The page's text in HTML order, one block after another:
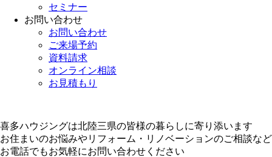
セミナー
お問い合わせ
お問い合わせ
ご来場予約
資料請求
オンライン相談
お見積もり
喜多ハウジングは北陸三県の皆様の暮らしに寄り添います
お住まいのお悩みやリフォーム・リノベーションのご相談など
お電話でもお気軽にお問い合わせください